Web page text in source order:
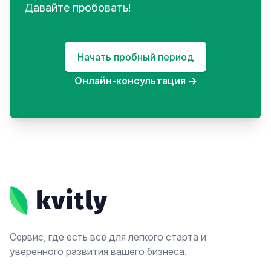
Давайте пробовать!
Начать пробный период
Онлайн-консультация →
Сервис, где есть всё для легкого старта и
уверенного развития вашего бизнеса.